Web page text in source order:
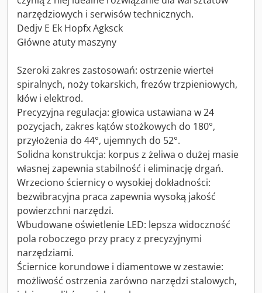
narzędziowych i serwisów technicznych.
Dedjv E Ek Hopfx Agksck
Główne atuty maszyny
Szeroki zakres zastosowań: ostrzenie wierteł
spiralnych, noży tokarskich, frezów trzpieniowych,
kłów i elektrod.
Precyzyjna regulacja: głowica ustawiana w 24
pozycjach, zakres kątów stożkowych do 180°,
przyłożenia do 44°, ujemnych do 52°.
Solidna konstrukcja: korpus z żeliwa o dużej masie
własnej zapewnia stabilność i eliminację drgań.
Wrzeciono ściernicy o wysokiej dokładności:
bezwibracyjna praca zapewnia wysoką jakość
powierzchni narzędzi.
Wbudowane oświetlenie LED: lepsza widoczność
pola roboczego przy pracy z precyzyjnymi
narzędziami.
Ściernice korundowe i diamentowe w zestawie:
możliwość ostrzenia zarówno narzędzi stalowych,